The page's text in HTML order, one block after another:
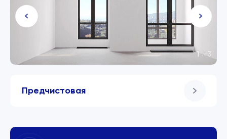
Предчистовая
1 /3